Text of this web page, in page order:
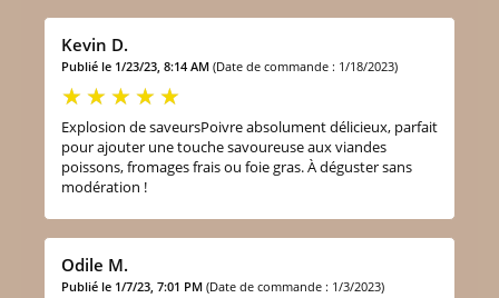
Kevin D.
Publié le 1/23/23, 8:14 AM (Date de commande : 1/18/2023)
Explosion de saveursPoivre absolument délicieux, parfait
pour ajouter une touche savoureuse aux viandes
poissons, fromages frais ou foie gras. À déguster sans
modération !
Odile M.
Publié le 1/7/23, 7:01 PM (Date de commande : 1/3/2023)